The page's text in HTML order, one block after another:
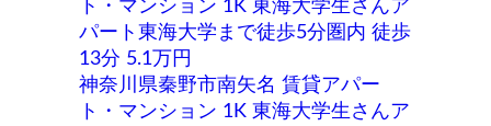
ト・マンション 1K 東海大学生さんア
パート東海大学まで徒歩5分圏内 徒歩
13分 5.1万円
神奈川県秦野市南矢名 賃貸アパー
ト・マンション 1K 東海大学生さんア